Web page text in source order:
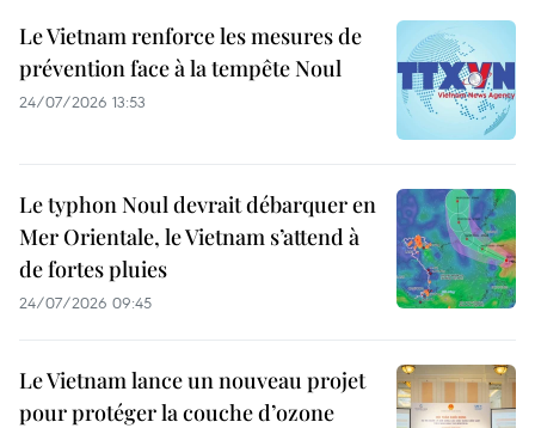
Le Vietnam renforce les mesures de
prévention face à la tempête Noul
24/07/2026 13:53
Le typhon Noul devrait débarquer en
Mer Orientale, le Vietnam s’attend à
de fortes pluies
24/07/2026 09:45
Le Vietnam lance un nouveau projet
pour protéger la couche d’ozone